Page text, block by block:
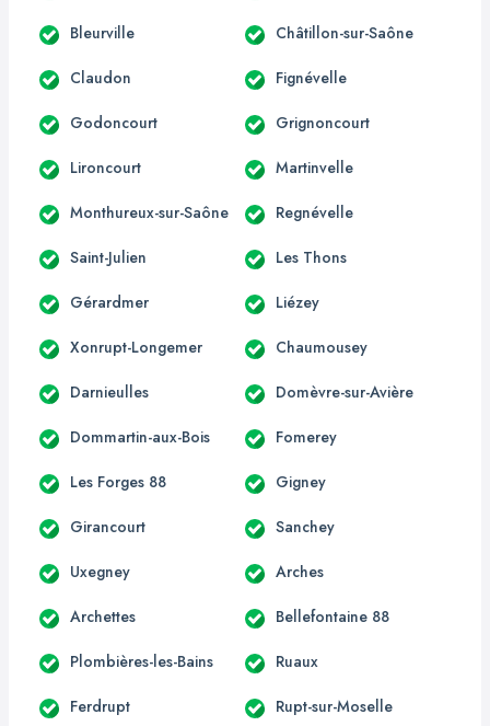
Bleurville Châtillon-sur-Saône
Claudon Fignévelle
Godoncourt Grignoncourt
Lironcourt Martinvelle
Monthureux-sur-Saône Regnévelle
Saint-Julien Les Thons
Gérardmer Liézey
Xonrupt-Longemer Chaumousey
Darnieulles Domèvre-sur-Avière
Dommartin-aux-Bois Fomerey
Les Forges 88 Gigney
Girancourt Sanchey
Uxegney Arches
Archettes Bellefontaine 88
Plombières-les-Bains Ruaux
Ferdrupt Rupt-sur-Moselle